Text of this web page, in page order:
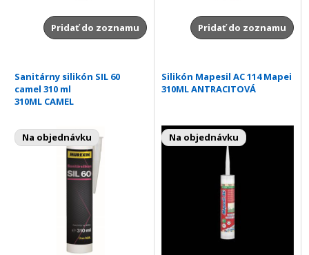
Pridať do zoznamu Pridať do zoznamu
Sanitárny silikón SIL 60
camel 310 ml
310ML CAMEL
Na objednávku
Silikón Mapesil AC 114 Mapei
310ML ANTRACITOVÁ
Na objednávku